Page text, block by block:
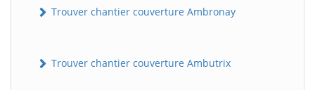
Trouver chantier couverture Ambronay
Trouver chantier couverture Ambutrix